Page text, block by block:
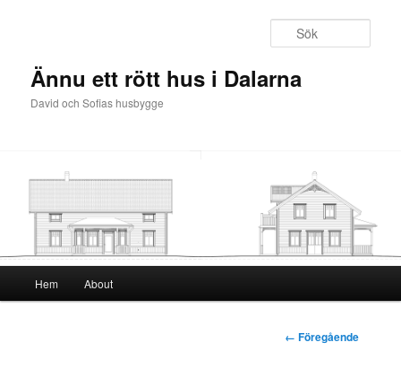
Ännu ett rött hus i Dalarna
David och Sofias husbygge
Hoppa
Hem About
Bildnavigering
← Föregående